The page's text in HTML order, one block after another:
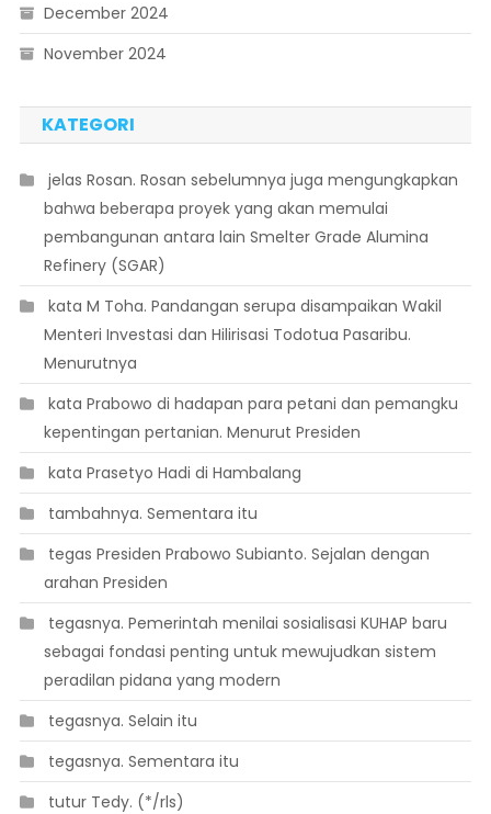
December 2024
November 2024
KATEGORI
 jelas Rosan. Rosan sebelumnya juga mengungkapkan
bahwa beberapa proyek yang akan memulai
pembangunan antara lain Smelter Grade Alumina
Refinery (SGAR)
 kata M Toha. Pandangan serupa disampaikan Wakil
Menteri Investasi dan Hilirisasi Todotua Pasaribu.
Menurutnya
 kata Prabowo di hadapan para petani dan pemangku
kepentingan pertanian. Menurut Presiden
 kata Prasetyo Hadi di Hambalang
 tambahnya. Sementara itu
 tegas Presiden Prabowo Subianto. Sejalan dengan
arahan Presiden
 tegasnya. Pemerintah menilai sosialisasi KUHAP baru
sebagai fondasi penting untuk mewujudkan sistem
peradilan pidana yang modern
 tegasnya. Selain itu
 tegasnya. Sementara itu
 tutur Tedy. (*/rls)